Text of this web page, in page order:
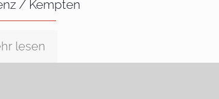
/ Kempten
lesen